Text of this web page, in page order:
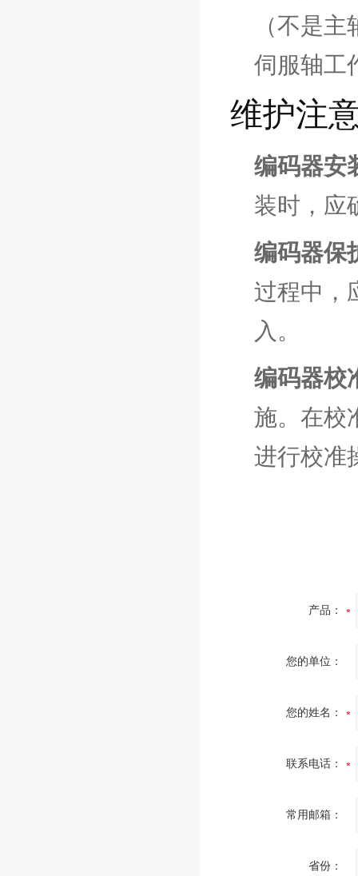
（不是
伺服轴工
维护注
编码器安
装时，应
编码器保
过程中，
入。
编码器校
施。在校
进行校准
产品：
您的单位：
您的姓名：
联系电话：
常用邮箱：
省份：